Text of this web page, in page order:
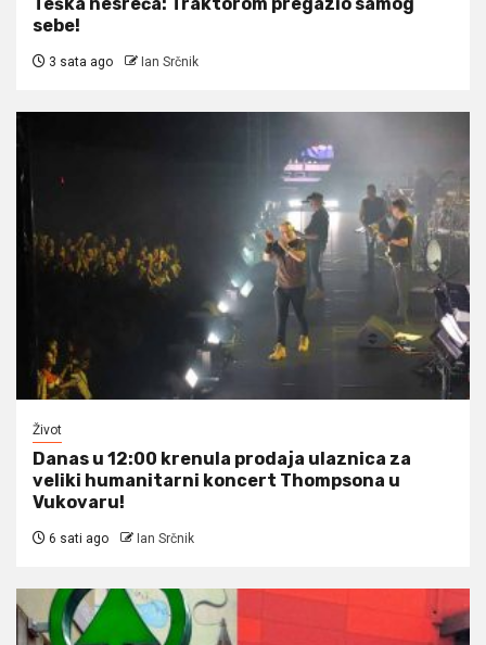
sebe!
3 sata ago Ian Srčnik
Život
Danas u 12:00 krenula prodaja ulaznica za
veliki humanitarni koncert Thompsona u
Vukovaru!
6 sati ago Ian Srčnik